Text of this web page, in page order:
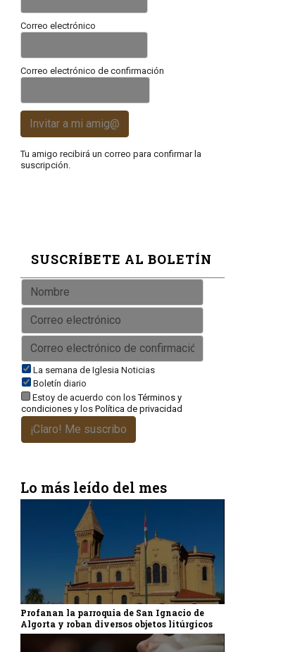
Correo electrónico
Correo electrónico de confirmación
Invitar a mi amig@
Tu amigo recibirá un correo para confirmar la
suscripción.
SUSCRÍBETE AL BOLETÍN
La semana de Iglesia Noticias
Boletín diario
Estoy de acuerdo con losTérminos y
condiciones y los Política de privacidad
¡Claro! Me suscribo
Lo más leído del mes
Profanan la parroquia de San Ignacio de
Algorta y roban diversos objetos litúrgicos